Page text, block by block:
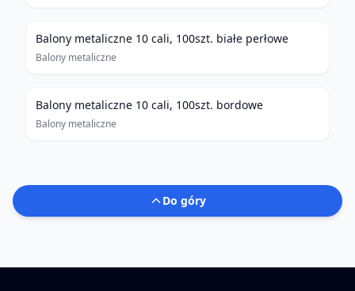
Balony metaliczne 10 cali, 100szt. białe perłowe
Balony metaliczne
Balony metaliczne 10 cali, 100szt. bordowe
Balony metaliczne
Do góry